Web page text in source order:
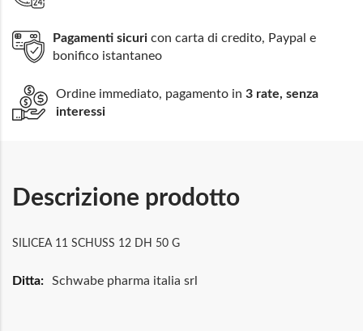
Pagamenti sicuri con carta di credito, Paypal e
bonifico istantaneo
Ordine immediato, pagamento in 3 rate, senza
interessi
Descrizione prodotto
SILICEA 11 SCHUSS 12 DH 50 G
MaggioriSchwabe pharma italia srl